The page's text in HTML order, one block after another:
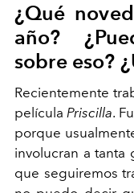
¿Qué
año?
sobre eso?
Recientemente
películaPriscilla.
porque
involucran a tanta
que seguiremos